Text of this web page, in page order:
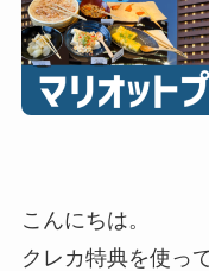
こんにちは。
クレカ特典を使っ